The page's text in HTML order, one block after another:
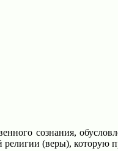
сознания,
(веры), которую